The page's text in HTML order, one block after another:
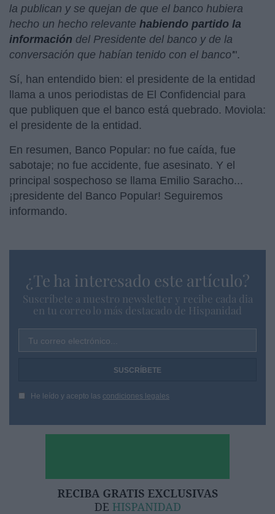
la publican y se quejan de que el banco hubiera
hecho un hecho relevante habiendo partido la
información del Presidente del banco y de la
conversación que habían tenido con el banco'".
Sí, han entendido bien: el presidente de la entidad
llama a unos periodistas de El Confidencial para
que publiquen que el banco está quebrado. Moviola:
el presidente de la entidad.
En resumen, Banco Popular: no fue caída, fue
sabotaje; no fue accidente, fue asesinato. Y el
principal sospechoso se llama Emilio Saracho...
¡presidente del Banco Popular! Seguiremos
informando.
¿Te ha interesado este artículo?
Suscríbete a nuestro newsletter y recibe cada dia
en tu correo lo más destacado de Hispanidad
Tu correo electrónico...
He leído y acepto las condiciones legales